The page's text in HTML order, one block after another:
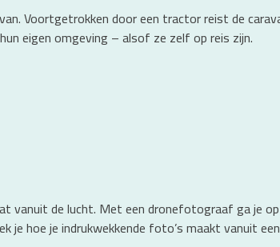
Voortgetrokken door een tractor reist de
eigen omgeving – alsof ze zelf op reis zijn.
vanuit de lucht. Met een dronefotograaf ga je
hoe je indrukwekkende foto’s maakt vanuit